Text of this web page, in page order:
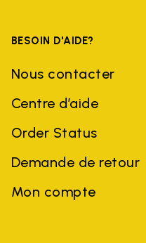
BESOIN D'AIDE?
Nous contacter
Centre d’aide
Order Status
Demande de retour
Mon compte